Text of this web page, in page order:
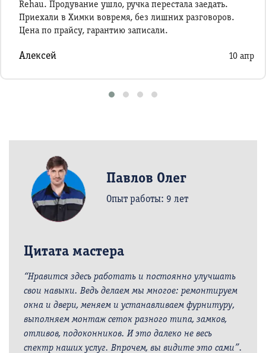
Rehau. Продувание ушло, ручка перестала заедать.
Приехали в Химки вовремя, без лишних разговоров.
Цена по прайсу, гарантию записали.
Алексей 10 апр
Павлов Олег
Опыт работы: 9 лет
Цитата мастера
“Нравится здесь работать и постоянно улучшать
свои навыки. Ведь делаем мы многое: ремонтируем
окна и двери, меняем и устанавливаем фурнитуру,
выполняем монтаж сеток разного типа, замков,
отливов, подоконников. И это далеко не весь
спектр наших услуг. Впрочем, вы видите это сами”.